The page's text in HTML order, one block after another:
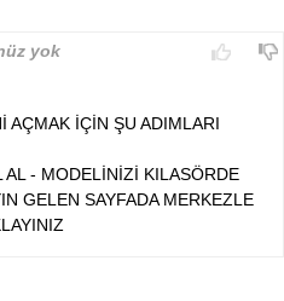
yok
AÇMAK İÇİN ŞU ADIMLARI
- MODELİNİZİ KILASÖRDE
GELEN SAYFADA MERKEZLE